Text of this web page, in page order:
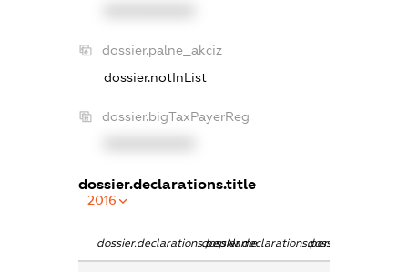
dossier.palne_akciz
dossier.notInList
dossier.bigTaxPayerReg
dossier.declarations.title
2016
dossier.declarations.pepNamedossier.declarations.personName